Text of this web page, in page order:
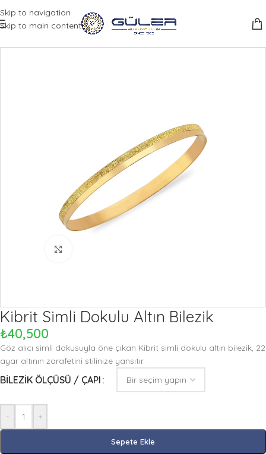
Skip to navigation
Skip to main content
Kibrit Simli Dokulu Altın Bilezik
₺40,500
Göz alıcı simli dokusuyla öne çıkan Kibrit simli dokulu altın bilezik, 22
ayar altının zarafetini stilinize yansıtır.
BILEZIK ÖLÇÜSÜ / ÇAPI
- +
Sepete Ekle